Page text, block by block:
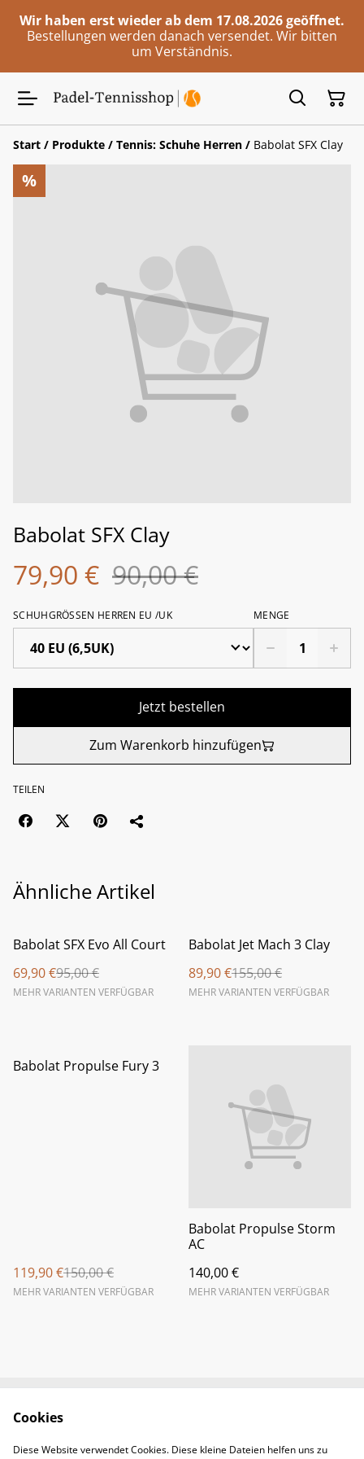
Wir haben erst wieder ab dem 17.08.2026 geöffnet.
Bestellungen werden danach versendet. Wir bitten
um Verständnis.
Start / Produkte / Tennis: Schuhe Herren / Babolat SFX Clay
%
Babolat SFX Clay
79,90 € 90,00 €
SCHUHGRÖSSEN HERREN EU /UK MENGE
Jetzt bestellen
Zum Warenkorb hinzufügen
TEILEN
Ähnliche Artikel
%
Babolat SFX Evo All Court
69,90 €95,00 €
MEHR VARIANTEN VERFÜGBAR
%
Babolat Jet Mach 3 Clay
89,90 €155,00 €
MEHR VARIANTEN VERFÜGBAR
%
Babolat Propulse Fury 3
119,90 €150,00 €
MEHR VARIANTEN VERFÜGBAR
Babolat Propulse Storm
AC
140,00 €
MEHR VARIANTEN VERFÜGBAR
Legal Terms
Privacy Policy
Cookies
Diese Website verwendet Cookies. Diese kleine Dateien helfen uns zu